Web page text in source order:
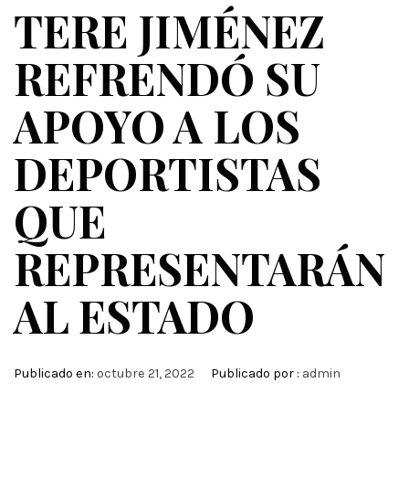
TERE JIMÉNEZ
REFRENDÓ SU
APOYO A LOS
DEPORTISTAS
QUE
REPRESENTARÁN
AL ESTADO
Publicado en: octubre 21, 2022 Publicado por : admin